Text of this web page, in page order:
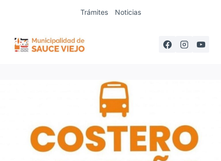
Trámites Noticias